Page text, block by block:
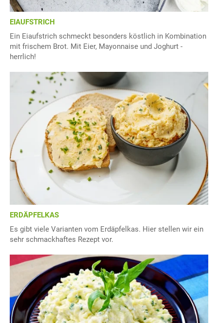
EIAUFSTRICH
Ein Eiaufstrich schmeckt besonders köstlich in Kombination
mit frischem Brot. Mit Eier, Mayonnaise und Joghurt -
herrlich!
ERDÄPFELKAS
Es gibt viele Varianten vom Erdäpfelkas. Hier stellen wir ein
sehr schmackhaftes Rezept vor.